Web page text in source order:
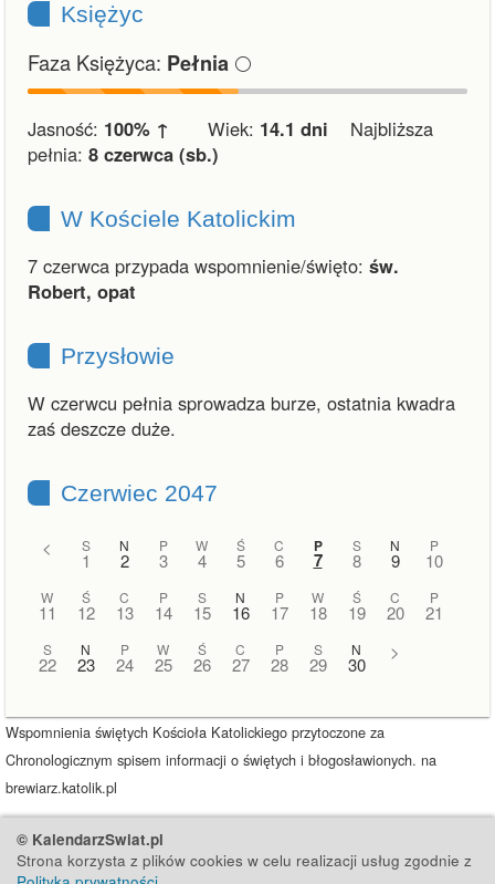
Księżyc
Faza Księżyca: Pełnia 🌕
Jasność: 100% ↑ Wiek: 14.1 dni Najbliższa
pełnia: 8 czerwca (sb.)
W Kościele Katolickim
7 czerwca przypada wspomnienie/święto: św.
Robert, opat
Przysłowie
W czerwcu pełnia sprowadza burze, ostatnia kwadra
zaś deszcze duże.
Czerwiec 2047
< S
1
N
2
P
3
W
4
Ś
5
C
6
P
7
S
8
N
9
P
10
W
11
Ś
12
C
13
P
14
S
15
N
16
P
17
W
18
Ś
19
C
20
P
21
S
22
N
23
P
24
W
25
Ś
26
C
27
P
28
S
29
N
30
>
Wspomnienia świętych Kościoła Katolickiego przytoczone za
Chronologicznym spisem informacji o świętych i błogosławionych. na
brewiarz.katolik.pl
© KalendarzSwiat.pl
Strona korzysta z plików cookies w celu realizacji usług zgodnie z